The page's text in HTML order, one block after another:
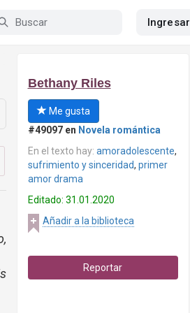
Ingresar
Bethany Riles
Me gusta
#49097 en Novela romántica
En el texto hay: amoradolescente,
sufrimiento y sinceridad, primer
amor drama
Editado: 31.01.2020
Añadir a la biblioteca
Reportar